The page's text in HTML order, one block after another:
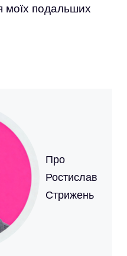
моїх подальших
Про
Ростислав
Стрижень